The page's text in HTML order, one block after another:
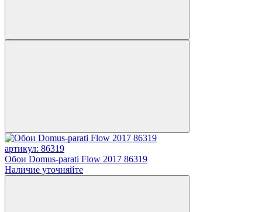
артикул: 86319
Обои Domus-parati Flow 2017 86319
Наличие уточняйте